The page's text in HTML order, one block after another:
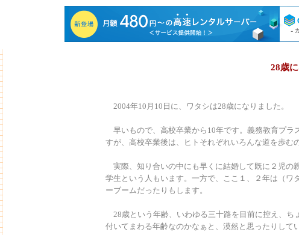
28歳
2004年10月10日に、ワタシは28歳になりました。
早いもので、高校卒業から10年です。義務教育プラ
すが、高校卒業後は、ヒトそれぞれいろんな道を歩む
実際、知り合いの中にも早くに結婚して既に２児の
学生という人もいます。一方で、ここ１、２年は（
ーブームだったりもします。
28歳という年齢、いわゆる三十路を目前に控え、ち
付いてまわる年齢なのかなぁと、漠然と思ったりして